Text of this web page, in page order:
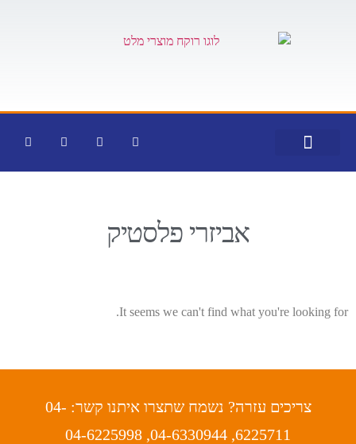
אביזרי פלסטיק
It seems we can't find what you're looking for.
צריכים עזרה? נשמח שתצרו איתנו קשר: 04-
6225711, 04-6330944, 04-6225998